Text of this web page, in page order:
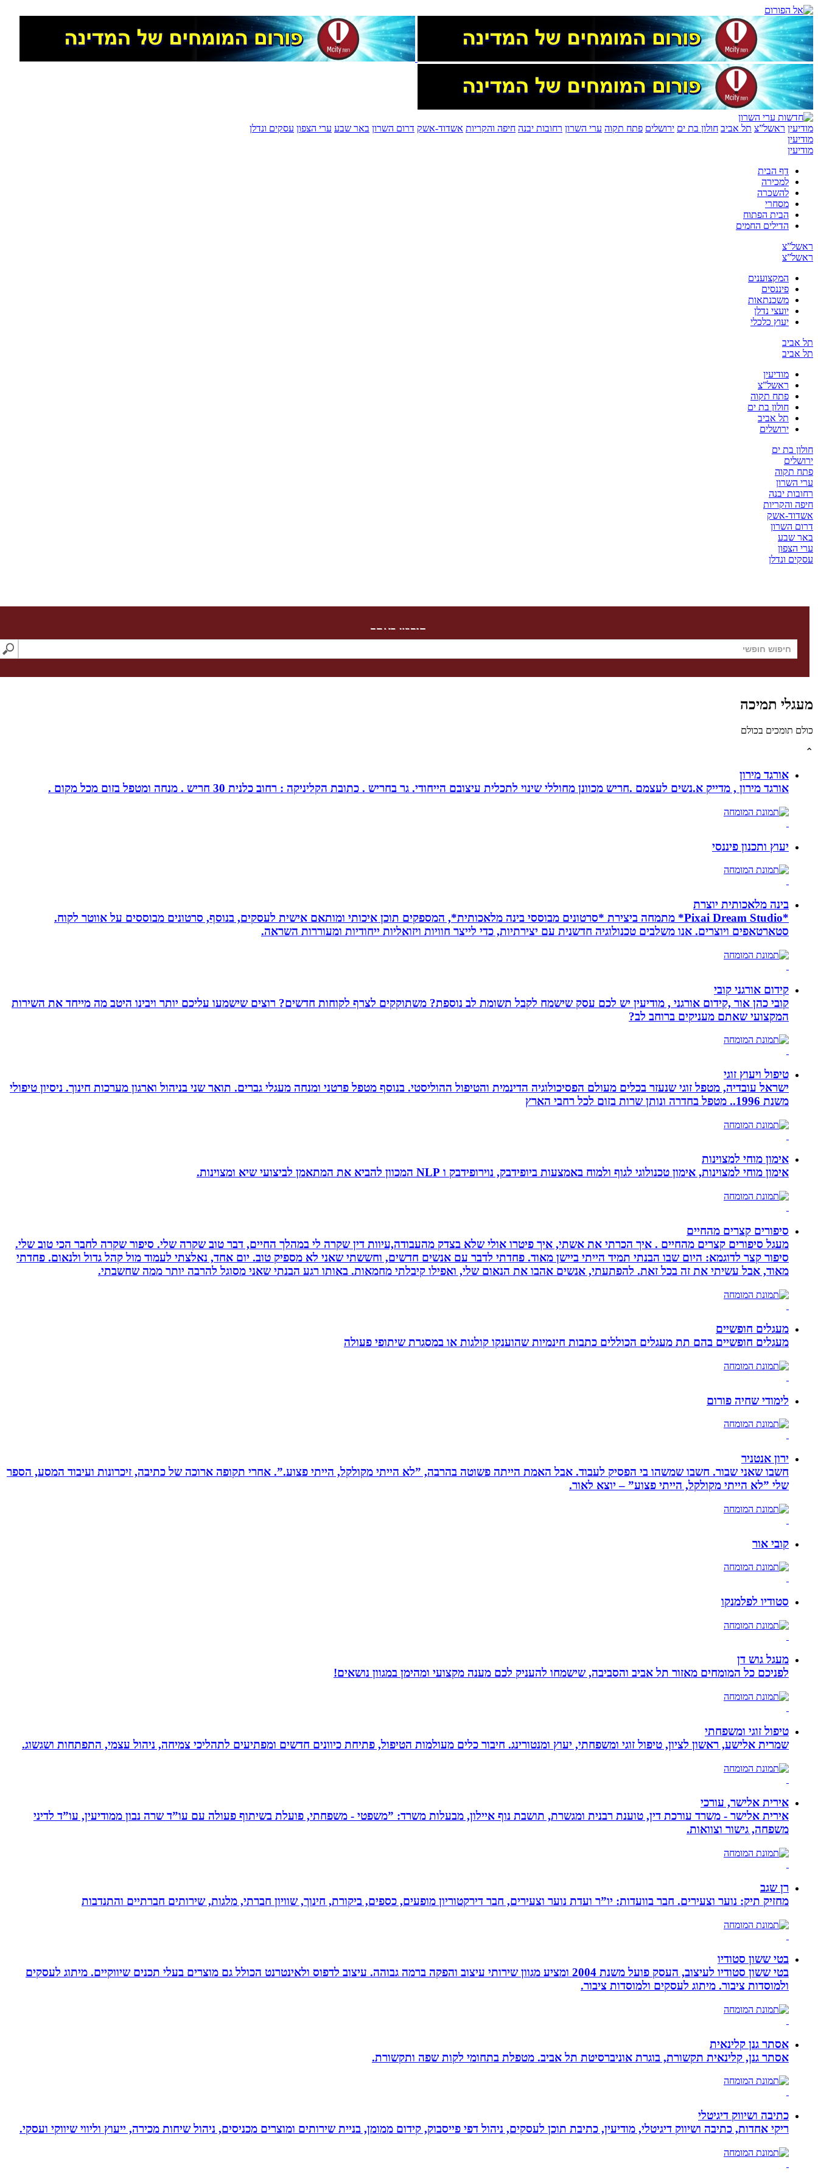
מודיעין ראשל”צ תל אביב חולון בת ים ירושלים פתח תקוה ערי השרון רחובות יבנה חיפה והקריות אשדוד-אשק דרום השרון באר שבע ערי הצפון עסקים ונדלן
מודיעין
מודיעין
דף הבית
למכירה
להשכרה
מסחרי
הבית הפתוח
הדילים החמים
ראשל”צ
ראשל”צ
המקצוענים
פיננסים
משכנתאות
יועצי נדלן
יעוץ כלכלי
תל אביב
תל אביב
מודיעין
ראשל”צ
פתח תקוה
חולון בת ים
תל אביב
ירושלים
חולון בת ים
ירושלים
פתח תקוה
ערי השרון
רחובות יבנה
חיפה והקריות
אשדוד-אשק
דרום השרון
באר שבע
ערי הצפון
עסקים ונדלן
חיפוש באתר
מעגלי תמיכה
כולם תומכים בכולם
⌃
אורגד מירון
אורגד מירון , מדייק א.נשים לעצמם .חריש מכוונן מחוללי שינוי לתכלית עיצובם הייחודי. גר בחריש . כתובת הקליניקה : רחוב כלנית 30 חריש . מנחה ומטפל בזום מכל מקום .
יעוץ ותכנון פיננסי
בינה מלאכותית יוצרת
*Pixai Dream Studio* מתמחה ביצירת *סרטונים מבוססי בינה מלאכותית*, המספקים תוכן איכותי ומותאם אישית לעסקים, בנוסף, סרטונים מבוססים על אווטר לקוח.
סטארטאפים ויוצרים. אנו משלבים טכנולוגיה חדשנית עם יצירתיות, כדי לייצר חוויות ויזואליות ייחודיות ומעוררות השראה.
קידום אורגני קובי
קובי כהן אור ,קידום אורגני , מודיעין יש לכם עסק שישמח לקבל תשומת לב נוספת? משתוקקים לצרף לקוחות חדשים? רוצים שישמעו עליכם יותר ויבינו היטב מה מייחד את השירות
המקצועי שאתם מעניקים ברוחב לב?
טיפול ויעוץ זוגי
ישראל עובדיה, מטפל זוגי שנעזר בכלים מעולם הפסיכולוגיה הדינמית והטיפול ההוליסטי. בנוסף מטפל פרטני ומנחה מעגלי גברים. תואר שני בניהול וארגון מערכות חינוך. ניסיון טיפולי
משנת 1996.. מטפל בחדרה ונותן שרות בזום לכל רחבי הארץ
אימון מוחי למצוינות
אימון מוחי למצוינות, אימון טכנולוגי לגוף ולמוח באמצעות ביופידבק, נוירופידבק ו NLP המכוון להביא את המתאמן לביצועי שיא ומצוינות.
סיפורים קצרים מהחיים
מעגל סיפורים קצרים מהחיים . איך הכרתי את אשתי, איך פיטרו אולי שלא בצדק מהעבודה,עיוות דין שקרה לי במהלך החיים, דבר טוב שקרה שלי. סיפור שקרה לחבר הכי טוב שלי.
סיפור קצר לדוגמא: היום שבו הבנתי תמיד הייתי ביישן מאוד. פחדתי לדבר עם אנשים חדשים, וחששתי שאני לא מספיק טוב. יום אחד, נאלצתי לעמוד מול קהל גדול ולנאום. פחדתי
מאוד, אבל עשיתי את זה בכל זאת. להפתעתי, אנשים אהבו את הנאום שלי, ואפילו קיבלתי מחמאות. באותו רגע הבנתי שאני מסוגל להרבה יותר ממה שחשבתי.
מעגלים חופשיים
מעגלים חופשיים בהם תת מעגלים הכוללים כתבות חינמיות שהוענקו קולגות או במסגרת שיתופי פעולה
לימודי שחיה פורום
ירון אנטניר
חשבו שאני שבור. חשבו שמשהו בי הפסיק לעבוד. אבל האמת הייתה פשוטה בהרבה, ”לא הייתי מקולקל, הייתי פצוע.”. אחרי תקופה ארוכה של כתיבה, זיכרונות ועיבוד המסע, הספר
שלי ”לא הייתי מקולקל, הייתי פצוע” – יוצא לאור.
קובי אור
סטודיו לפלמנקו
מעגל גוש דן
לפניכם כל המומחים מאזור תל אביב והסביבה, שישמחו להעניק לכם מענה מקצועי ומהימן במגוון נושאים!
טיפול זוגי ומשפחתי
שמרית אלישע, ראשון לציון, טיפול זוגי ומשפחתי, יעוץ ומנטורינג. חיבור כלים מעולמות הטיפול, פתיחת כיוונים חדשים ומפתיעים לתהליכי צמיחה, ניהול עצמי, התפתחות ושגשוג.
אירית אלישר, עורכי
אירית אלישר - משרד עורכת דין, טוענת רבנית ומגשרת, תושבת נוף איילון, מבעלות משרד: ”משפטי - משפחתי, פועלת בשיתוף פעולה עם עו”ד שרה נבון ממודיעין, עו”ד לדיני
משפחה, גישור וצוואות.
רן שגב
מחזיק תיק: נוער וצעירים. חבר בוועדות: יו”ר ועדת נוער וצעירים, חבר דירקטוריון מופעים, כספים, ביקורת, חינוך, שוויון חברתי, מלגות, שירותים חברתיים והתנדבות
בטי ששון סטודיו
בטי ששון סטודיו לעיצוב, העסק פועל משנת 2004 ומציע מגוון שירותי עיצוב והפקה ברמה גבוהה. עיצוב לדפוס ולאינטרנט הכולל גם מוצרים בעלי תכנים שיווקיים. מיתוג לעסקים
ולמוסדות ציבור. מיתוג לעסקים ולמוסדות ציבור.
אסתר גנן קלינאית
אסתר גנן, קלינאית תקשורת, בוגרת אוניברסיטת תל אביב. מטפלת בתחומי לקות שפה ותקשורת.
כתיבה ושיווק דיגיטלי
ריקי אחדות, כתיבה ושיווק דיגיטלי, מודיעין, כתיבת תוכן לעסקים, ניהול דפי פייסבוק, קידום ממומן, בניית שירותים ומוצרים מכניסים, ניהול שיחות מכירה, ייעוץ וליווי שיווקי ועסקי.